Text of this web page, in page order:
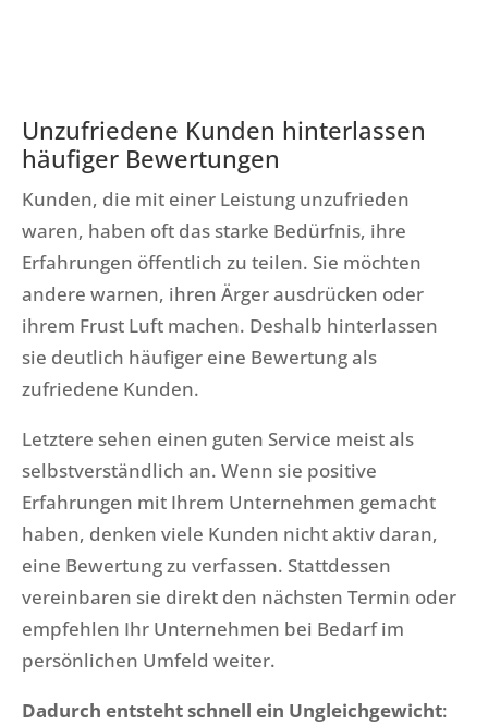
Unzufriedene Kunden hinterlassen
häufiger Bewertungen
Kunden, die mit einer Leistung unzufrieden
waren, haben oft das starke Bedürfnis, ihre
Erfahrungen öffentlich zu teilen. Sie möchten
andere warnen, ihren Ärger ausdrücken oder
ihrem Frust Luft machen. Deshalb hinterlassen
sie deutlich häufiger eine Bewertung als
zufriedene Kunden.
Letztere sehen einen guten Service meist als
selbstverständlich an. Wenn sie positive
Erfahrungen mit Ihrem Unternehmen gemacht
haben, denken viele Kunden nicht aktiv daran,
eine Bewertung zu verfassen. Stattdessen
vereinbaren sie direkt den nächsten Termin oder
empfehlen Ihr Unternehmen bei Bedarf im
persönlichen Umfeld weiter.
Dadurch entsteht schnell ein Ungleichgewicht: